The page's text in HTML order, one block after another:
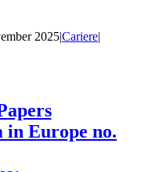
2025|Cariere|
in Europe no.